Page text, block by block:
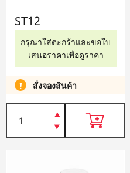
ST12
กรุณาใส่ตะกร้าและขอใบ
เสนอราคาเพื่อดูราคา
สั่งจองสินค้า